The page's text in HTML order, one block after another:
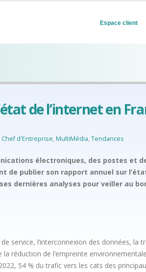
Espace client
de l’internet en
Chef d'Entreprise,MultiMédia,Tendances
électroniques, des postes et
de publier son rapport annuel sur
dernières analyses pour veiller au
service, l’interconnexion des données, la
réduction de l’empreinte
54 % du trafic vers les cats des